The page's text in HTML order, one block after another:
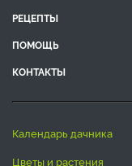
РЕЦЕПТЫ
ПОМОЩЬ
КОНТАКТЫ
календарь дачника
цветы и растения